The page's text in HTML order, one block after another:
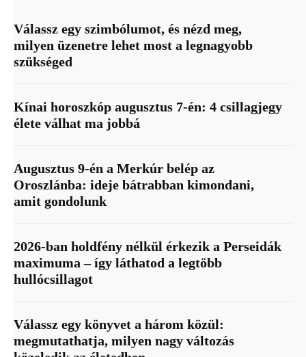
Válassz egy szimbólumot, és nézd meg,
milyen üzenetre lehet most a legnagyobb
szükséged
Kínai horoszkóp augusztus 7-én: 4 csillagjegy
élete válhat ma jobbá
Augusztus 9-én a Merkúr belép az
Oroszlánba: ideje bátrabban kimondani,
amit gondolunk
2026-ban holdfény nélkül érkezik a Perseidák
maximuma – így láthatod a legtöbb
hullócsillagot
Válassz egy könyvet a három közül:
megmutathatja, milyen nagy változás